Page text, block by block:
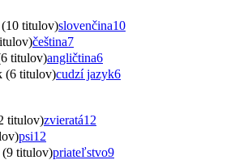
titulov)slovenčina10
čeština7
titulov)angličtina6
(6 titulov)cudzí jazyk6
titulov)zvieratá12
psi12
titulov)priateľstvo9